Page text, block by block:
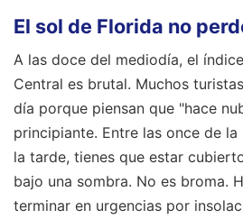
El sol de Florida no
A las doce del mediodía, el
Central es brutal. Muchos
día porque piensan que "hace
principiante. Entre las once de
la tarde, tienes que estar
bajo una sombra. No es broma.
terminar en urgencias por